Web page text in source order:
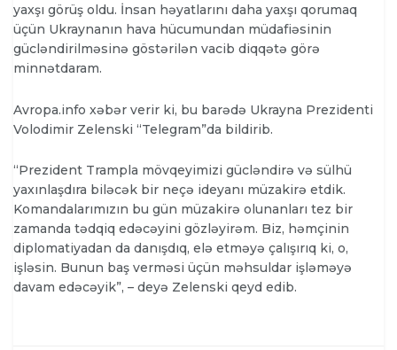
yaxşı görüş oldu. İnsan həyatlarını daha yaxşı qorumaq
üçün Ukraynanın hava hücumundan müdafiəsinin
gücləndirilməsinə göstərilən vacib diqqətə görə
minnətdaram.
Avropa.info xəbər verir ki, bu barədə Ukrayna Prezidenti
Volodimir Zelenski “Telegram”da bildirib.
“Prezident Trampla mövqeyimizi gücləndirə və sülhü
yaxınlaşdıra biləcək bir neçə ideyanı müzakirə etdik.
Komandalarımızın bu gün müzakirə olunanları tez bir
zamanda tədqiq edəcəyini gözləyirəm. Biz, həmçinin
diplomatiyadan da danışdıq, elə etməyə çalışırıq ki, o,
işləsin. Bunun baş verməsi üçün məhsuldar işləməyə
davam edəcəyik”, – deyə Zelenski qeyd edib.